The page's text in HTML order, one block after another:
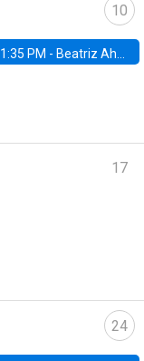
10
1:35 PM - Beatriz Ahumada, PhD candidate, Universidad de Pittsburgh
17
24